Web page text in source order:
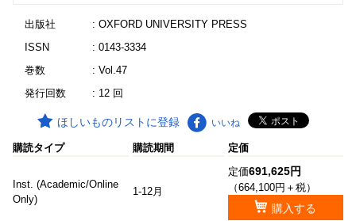
出版社
: OXFORD UNIVERSITY PRESS
ISSN
: 0143-3334
巻数
: Vol.47
発行回数
: 12 回
ほしいものリストに登録 いいね
購読タイプ 購読期間 定価
Inst. (Academic/Online
Only)
1-12月
定価691,625円
（664,100円＋税）
購入する